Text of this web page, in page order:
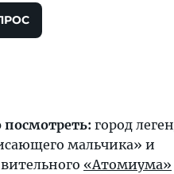
посмотреть: город
мальчика» и
«Атомиума»